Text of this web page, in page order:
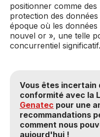
positionner comme des
protection des
époque où les
nouvel or », une telle
concurrentiel significatif.
Vous êtes incertain
conformité avec la
Genatec pour une
recommandations
comment nous
aujourd'hui !